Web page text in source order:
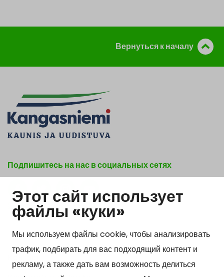
Этот сайт использует
файлы «куки»
Мы используем файлы cookie, чтобы анализировать
трафик, подбирать для вас подходящий контент и
рекламу, а также дать вам возможность делиться
Вернуться к началу
Подпишитесь на нас в социальных сетях
Show my cookie settings